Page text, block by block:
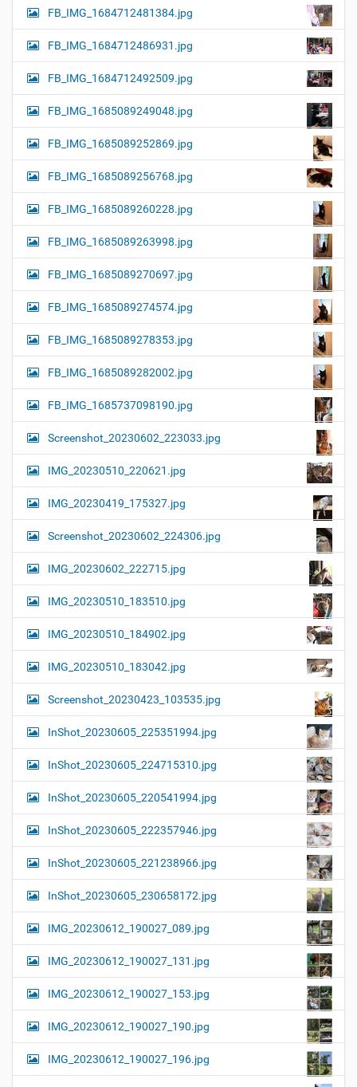
FB_IMG_1684712481384.jpg
FB_IMG_1684712486931.jpg
FB_IMG_1684712492509.jpg
FB_IMG_1685089249048.jpg
FB_IMG_1685089252869.jpg
FB_IMG_1685089256768.jpg
FB_IMG_1685089260228.jpg
FB_IMG_1685089263998.jpg
FB_IMG_1685089270697.jpg
FB_IMG_1685089274574.jpg
FB_IMG_1685089278353.jpg
FB_IMG_1685089282002.jpg
FB_IMG_1685737098190.jpg
Screenshot_20230602_223033.jpg
IMG_20230510_220621.jpg
IMG_20230419_175327.jpg
Screenshot_20230602_224306.jpg
IMG_20230602_222715.jpg
IMG_20230510_183510.jpg
IMG_20230510_184902.jpg
IMG_20230510_183042.jpg
Screenshot_20230423_103535.jpg
InShot_20230605_225351994.jpg
InShot_20230605_224715310.jpg
InShot_20230605_220541994.jpg
InShot_20230605_222357946.jpg
InShot_20230605_221238966.jpg
InShot_20230605_230658172.jpg
IMG_20230612_190027_089.jpg
IMG_20230612_190027_131.jpg
IMG_20230612_190027_153.jpg
IMG_20230612_190027_190.jpg
IMG_20230612_190027_196.jpg